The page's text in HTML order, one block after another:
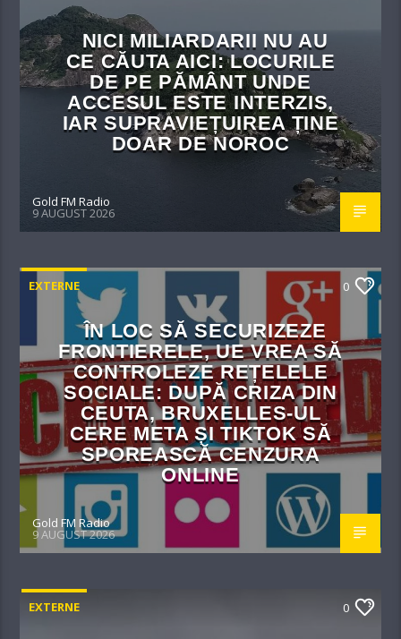
NICI MILIARDARII NU AU
CE CĂUTA AICI: LOCURILE
DE PE PĂMÂNT UNDE
ACCESUL ESTE INTERZIS,
IAR SUPRAVIEȚUIREA ȚINE
DOAR DE NOROC
Gold FM Radio
9 AUGUST 2026
EXTERNE 0
ÎN LOC SĂ SECURIZEZE
FRONTIERELE, UE VREA SĂ
CONTROLEZE REȚELELE
SOCIALE: DUPĂ CRIZA DIN
CEUTA, BRUXELLES-UL
CERE META ȘI TIKTOK SĂ
SPOREASCĂ CENZURA
ONLINE
Gold FM Radio
9 AUGUST 2026
EXTERNE 0